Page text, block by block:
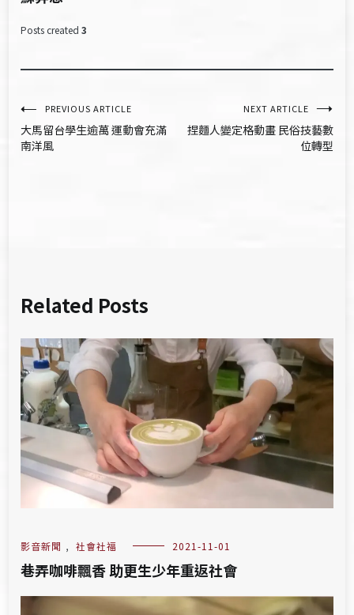
Posts created 3
文
章
PREVIOUS ARTICLE
大馬留台學生逾萬 運動會充滿
南洋風
NEXT ARTICLE
捏麵人變定格動畫 民俗技藝數
位轉型
Related Posts
影音新聞 , 社會社福 2021-11-01
巷弄咖啡飄香 助更生少年重返社會